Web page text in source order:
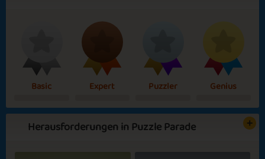
Basic Expert Puzzler Genius
Herausforderungen in Puzzle Parade